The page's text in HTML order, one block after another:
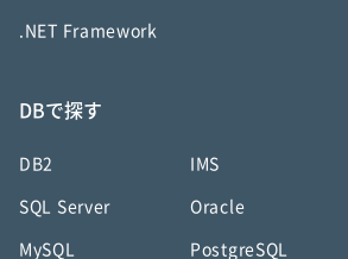
.NET Framework
DBで探す
DB2 IMS
SQL Server Oracle
MySQL PostgreSQL